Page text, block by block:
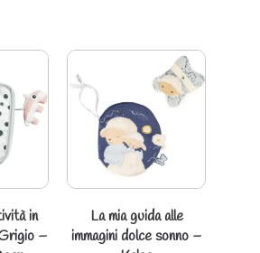
in
–
La mia guida alle
immagini dolce sonno –